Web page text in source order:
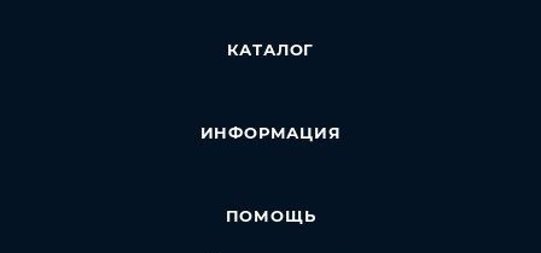
КАТАЛОГ
ИНФОРМАЦИЯ
ПОМОЩЬ